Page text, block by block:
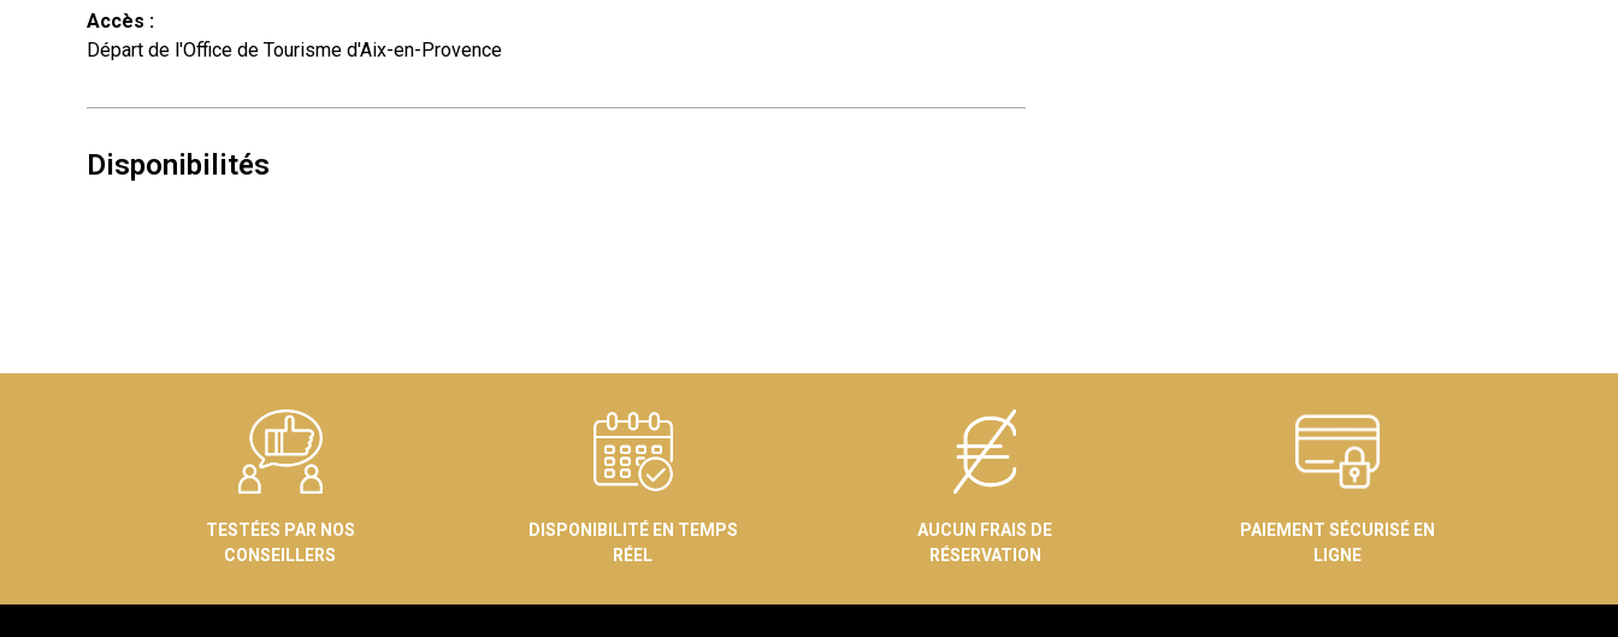
Accès :
Départ de l'Office de Tourisme d'Aix-en-Provence
Disponibilités
TESTÉES PAR NOS
CONSEILLERS
DISPONIBILITÉ EN TEMPS
RÉEL
AUCUN FRAIS DE
RÉSERVATION
PAIEMENT SÉCURISÉ EN
LIGNE